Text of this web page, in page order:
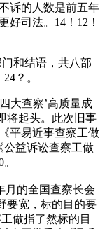
诉的人数是前五年
好司法。14！12！
和结语，共八部
？。
大查察’高质量成
将起头。此次旧事
平易近事查察工做
公益诉讼查察工做
的全国查察长会
要宽，标的目的要
做指了然标的目